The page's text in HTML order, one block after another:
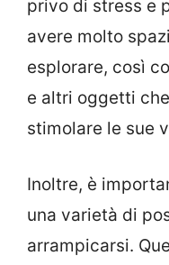
privo di stress e
avere molto
esplorare, così
e altri oggetti
stimolare le sue
Inoltre, è
una varietà di
arrampicarsi.